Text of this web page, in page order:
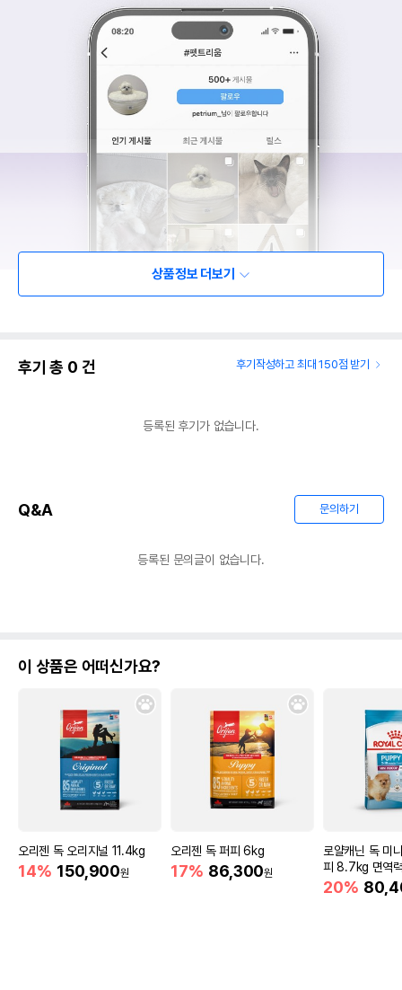
상품정보 더보기
후기 총 0 건 후기작성하고 최대 150점 받기
등록된 후기가 없습니다.
Q&A 문의하기
등록된 문의글이 없습니다.
이 상품은 어떠신가요?
오리젠 독 오리지널 11.4kg
14% 150,900원
오리젠 독 퍼피 6kg
17% 86,300원
로얄캐닌 독 미
피 8.7kg 면역
20%